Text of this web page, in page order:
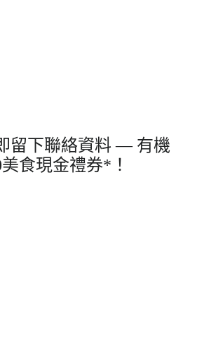
留下聯絡資料 — 有機
食現金禮券*！